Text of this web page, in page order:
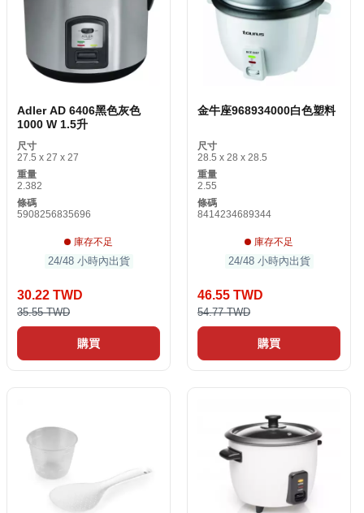
Adler AD 6406黑色灰色
1000 W 1.5升
尺寸
27.5 x 27 x 27
重量
2.382
條碼
5908256835696
庫存不足
24/48 小時內出貨
30.22 TWD
35.55 TWD
購買
金牛座968934000白色塑料
尺寸
28.5 x 28 x 28.5
重量
2.55
條碼
8414234689344
庫存不足
24/48 小時內出貨
46.55 TWD
54.77 TWD
購買